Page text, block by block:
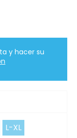
y hacer su
L-XL